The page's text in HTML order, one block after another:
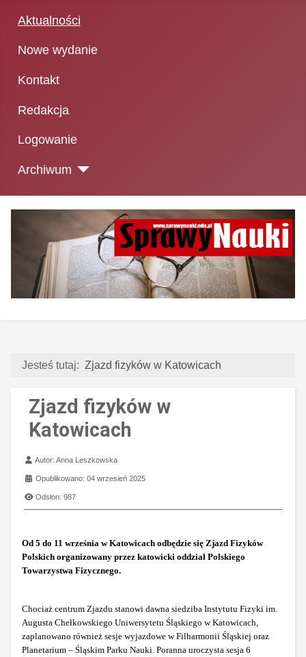
Aktualności
Nowe wydanie
Kontakt
Redakcja
Logowanie
Archiwum
Jesteś tutaj: Zjazd fizyków w Katowicach
Zjazd fizyków w
Katowicach
Szczegóły
Autor:Anna Leszkowska
Opublikowano: 04 wrzesień 2025
Odsłon: 987
Od 5 do 11 września w Katowicach odbędzie się Zjazd Fizyków
Polskich organizowany przez katowicki oddział Polskiego
Towarzystwa Fizycznego.
Chociaż centrum Zjazdu stanowi dawna siedziba Instytutu Fizyki im.
Augusta Chełkowskiego Uniwersytetu Śląskiego w Katowicach,
zaplanowano również sesje wyjazdowe w Filharmonii Śląskiej oraz
Planetarium – Śląskim Parku Nauki. Poranna uroczysta sesja 6